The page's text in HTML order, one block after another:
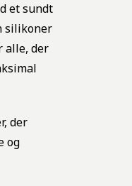
et sundt
silikoner
alle, der
der
og